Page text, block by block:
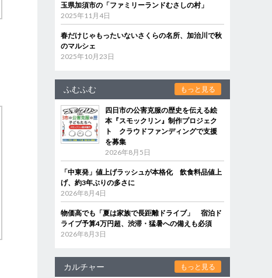
玉県加須市の「ファミリーランドむさしの村」
2025年11月4日
春だけじゃもったいないさくらの名所、加治川で秋
のマルシェ
2025年10月23日
ふむふむ もっと見る
四日市の公害克服の歴史を伝える絵
本『スモックリン』制作プロジェク
ト クラウドファンディングで支援
を募集
2026年8月5日
「中東発」値上げラッシュが本格化 飲食料品値上
げ、約3年ぶりの多さに
2026年8月4日
物価高でも「夏は家族で長距離ドライブ」 宿泊ド
ライブ予算4万円超、渋滞・猛暑への備えも必須
2026年8月3日
カルチャー もっと見る